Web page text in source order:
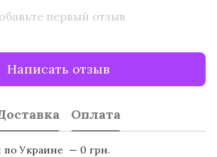
первый отзыв
Написать отзыв
Оплата
по Украине — 0 грн.